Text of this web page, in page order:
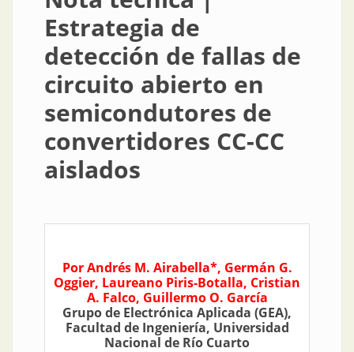
Estrategia de
detección de fallas de
circuito abierto en
semicondutores de
convertidores CC-CC
aislados
Por Andrés M. Airabella*, Germán G.
Oggier, Laureano Piris-Botalla, Cristian
A. Falco, Guillermo O. García
Grupo de Electrónica Aplicada (GEA),
Facultad de Ingeniería, Universidad
Nacional de Río Cuarto